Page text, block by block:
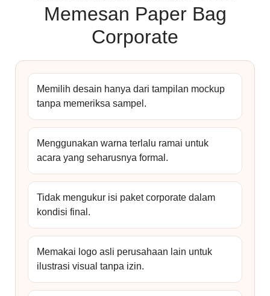
Memesan Paper Bag
Corporate
Memilih desain hanya dari tampilan mockup
tanpa memeriksa sampel.
Menggunakan warna terlalu ramai untuk
acara yang seharusnya formal.
Tidak mengukur isi paket corporate dalam
kondisi final.
Memakai logo asli perusahaan lain untuk
ilustrasi visual tanpa izin.